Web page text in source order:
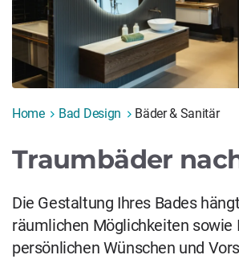
Home Bad Design Bäder & Sanitär
Traumbäder
Die Gestaltung Ihres Bades
räumlichen Möglichkeiten sowie
persönlichen Wünschen und